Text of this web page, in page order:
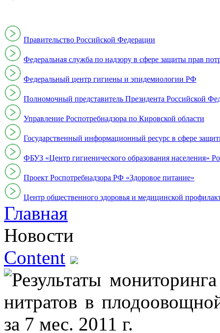
Правительство Российской Федерации
Федеральная служба по надзору в сфере защиты прав
Федеральный центр гигиены и эпидемиологии РФ
Полномочный представитель Президента Российской
Управление Роспотребнадзора по Кировской области
Государственный информационный ресурс в сфере
ФБУЗ «Центр гигиенического образования населения»
Проект Роспотребнадзора РФ «Здоровое питание»
Центр общественного здоровья и медицинской
Главная
Новости
Content